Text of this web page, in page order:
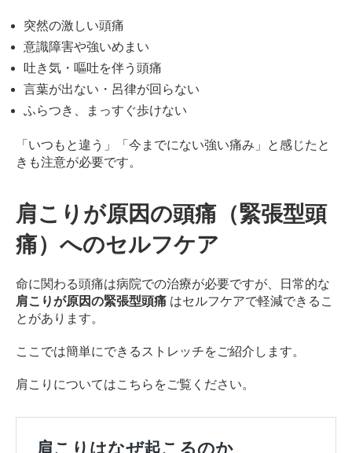
突然の激しい頭痛
意識障害や強いめまい
吐き気・嘔吐を伴う頭痛
言葉が出ない・呂律が回らない
ふらつき、まっすぐ歩けない
「いつもと違う」「今までにない強い痛み」と感じたと
きも注意が必要です。
肩こりが原因の頭痛（緊張型頭
痛）へのセルフケア
命に関わる頭痛は病院での治療が必要ですが、日常的な
肩こりが原因の緊張型頭痛 はセルフケアで軽減できるこ
とがあります。
ここでは簡単にできるストレッチをご紹介します。
肩こりについてはこちらをご覧ください。